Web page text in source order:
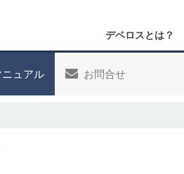
デベロスとは？
ニュアル お問合せ